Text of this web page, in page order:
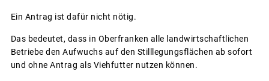
Ein Antrag ist dafür nicht nötig.
Das bedeutet, dass in Oberfranken alle landwirtschaftlichen
Betriebe den Aufwuchs auf den Stilllegungsflächen ab sofort
und ohne Antrag als Viehfutter nutzen können.